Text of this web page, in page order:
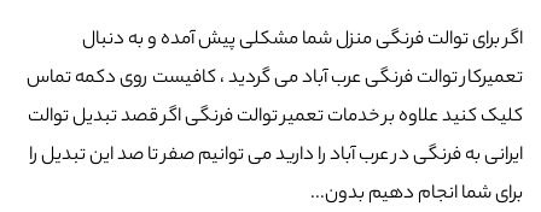
اگر برای توالت فرنگی منزل شما مشکلی پیش آمده و به دنبال
تعمیرکار توالت فرنگی عرب‌ آباد می گردید ، کافیست روی دکمه تماس
کلیک کنید علاوه بر خدمات تعمیر توالت فرنگی اگر قصد تبدیل توالت
ایرانی به فرنگی در عرب‌ آباد را دارید می توانیم صفر تا صد این تبدیل را
برای شما انجام دهیم بدون...